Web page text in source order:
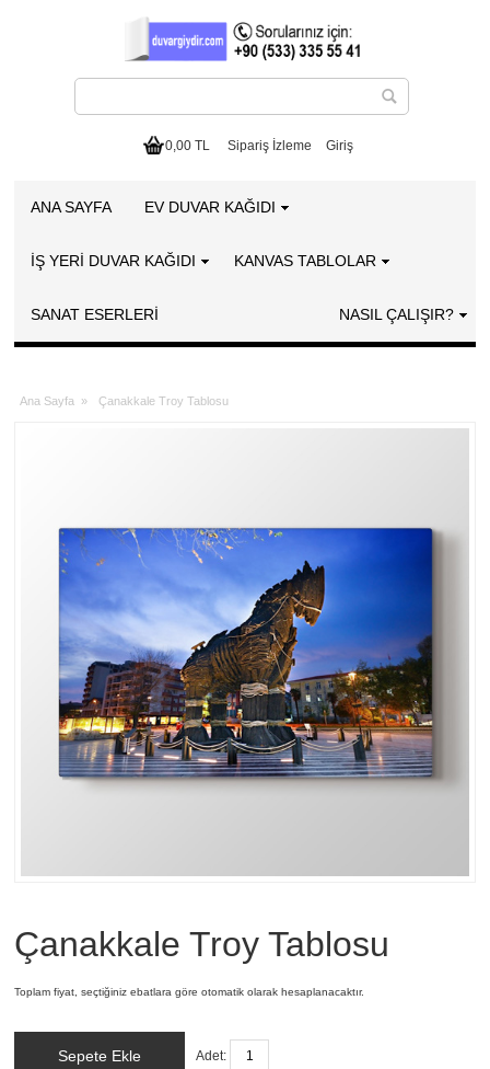
0,00 TL Sipariş İzleme Giriş
ANA SAYFA EV DUVAR KAĞIDI
İŞ YERİ DUVAR KAĞIDI KANVAS TABLOLAR
SANAT ESERLERI NASIL ÇALIŞIR?
Ana Sayfa » Çanakkale Troy Tablosu
Çanakkale Troy Tablosu
Toplam fiyat, seçtiğiniz ebatlara göre otomatik olarak hesaplanacaktır.
Sepete Ekle Adet: